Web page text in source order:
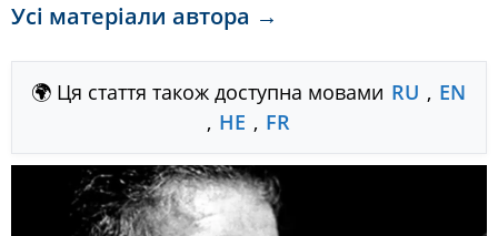
Усі матеріали автора →
🌍 Ця стаття також доступна мовами RU , EN
, HE , FR